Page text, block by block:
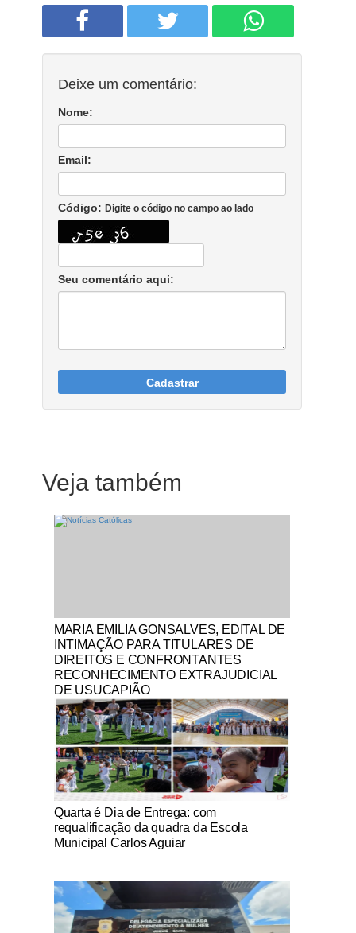
Deixe um comentário:
Nome:
Email:
Código: Digite o código no campo ao lado
Seu comentário aqui:
Cadastrar
Veja também
Notícias Católicas
MARIA EMILIA GONSALVES, EDITAL DE
INTIMAÇÃO PARA TITULARES DE
DIREITOS E CONFRONTANTES
RECONHECIMENTO EXTRAJUDICIAL
DE USUCAPIÃO
Notícias Católicas
Quarta é Dia de Entrega: com
requalificação da quadra da Escola
Municipal Carlos Aguiar